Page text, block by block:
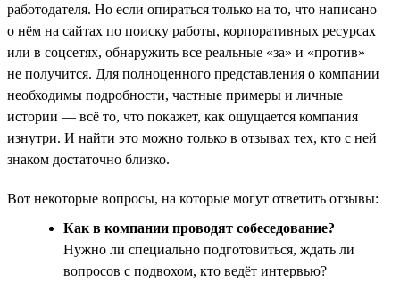
работодателя. Но если опираться только на то, что написано
о нём на сайтах по поиску работы, корпоративных ресурсах
или в соцсетях, обнаружить все реальные «за» и «против»
не получится. Для полноценного представления о компании
необходимы подробности, частные примеры и личные
истории — всё то, что покажет, как ощущается компания
изнутри. И найти это можно только в отзывах тех, кто с ней
знаком достаточно близко.
Вот некоторые вопросы, на которые могут ответить отзывы:
Как в компании проводят собеседование?
Нужно ли специально подготовиться, ждать ли
вопросов с подвохом, кто ведёт интервью?